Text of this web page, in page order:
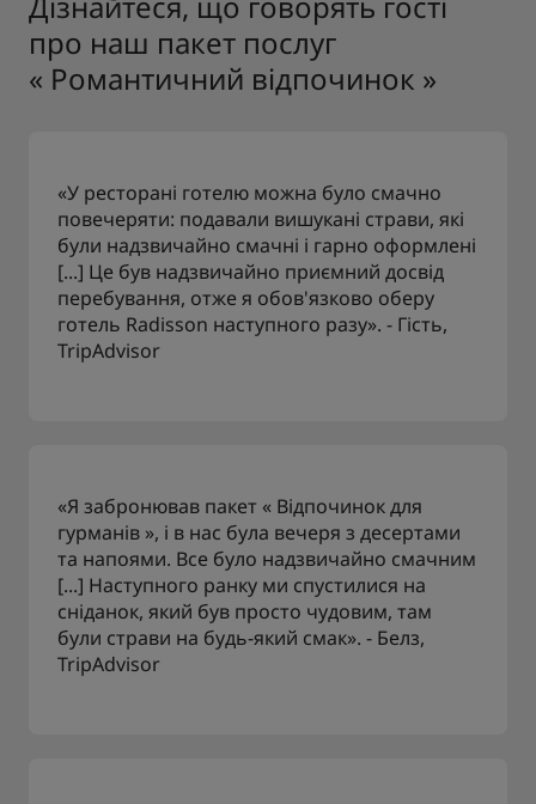
про наш пакет послуг
« Романтичний відпочинок »
«У ресторані готелю можна було смачно
повечеряти: подавали вишукані страви, які
були надзвичайно смачні і гарно оформлені
[...] Це був надзвичайно приємний досвід
перебування, отже я обов'язково оберу
готель Radisson наступного разу». - Гість,
TripAdvisor
«Я забронював пакет « Відпочинок для
гурманів », і в нас була вечеря з десертами
та напоями. Все було надзвичайно смачним
[...] Наступного ранку ми спустилися на
сніданок, який був просто чудовим, там
були страви на будь-який смак». - Белз,
TripAdvisor